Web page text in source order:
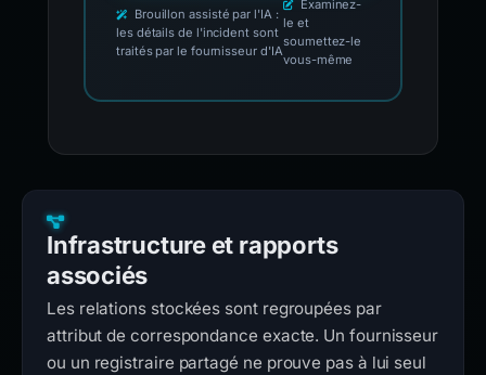
Brouillon assisté par l'IA :
les détails de l'incident sont
traités par le fournisseur d'IA
Examinez-
le et
soumettez-le
vous-même
Infrastructure et rapports
associés
Les relations stockées sont regroupées par
attribut de correspondance exacte. Un fournisseur
ou un registraire partagé ne prouve pas à lui seul